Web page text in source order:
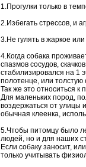
1.Прогулки только в
2.Избегать стрессов, и
3.Не гулять в жаркое
4.Когда собака
спазмов сосудов,
стабилизировался на 1
полотенце, или толстую
Так же это относиться
Для маленьких пород,
воздержаться от улицы
обычная клеенка,
5.Чтобы питомцу было
людей, но и для наших
Если собаку заносит,
только учитывать